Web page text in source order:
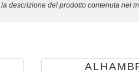
descrizione del prodotto contenuta nel